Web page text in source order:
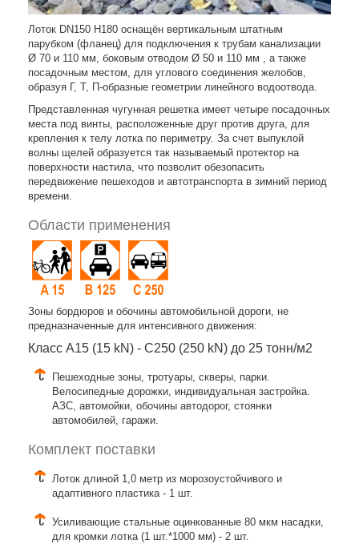
Лоток DN150 H180 оснащён вертикальным штатным
парубком (фланец) для подключения к трубам канализации
Ø 70 и 110 мм, боковым отводом Ø 50 и 110 мм , а также
посадочным местом, для углового соединения желобов,
образуя Г, Т, П-образные геометрии линейного водоотвода.
Представленная чугунная решетка имеет четыре посадочных
места под винты, расположенные друг против друга, для
крепления к телу лотка по периметру. За счет выпуклой
волны щелей образуется так называемый протектор на
поверхности настила, что позволит обезопасить
передвижение пешеходов и автотранспорта в зимний период
времени.
Области применения
Зоны бордюров и обочины автомобильной дороги, не
предназначенные для интенсивного движения:
Класс A15 (15 kN) - C250 (250 kN) до 25 тонн/м2
Пешеходные зоны, тротуары, скверы, парки.
Велосипедные дорожки, индивидуальная застройка.
АЗС, автомойки, обочины автодорог, стоянки
автомобилей, гаражи.
Комплект поставки
Лоток длиной 1,0 метр из морозоустойчивого и
адаптивного пластика - 1 шт.
Усиливающие стальные оцинкованные 80 мкм насадки,
для кромки лотка (1 шт.*1000 мм) - 2 шт.